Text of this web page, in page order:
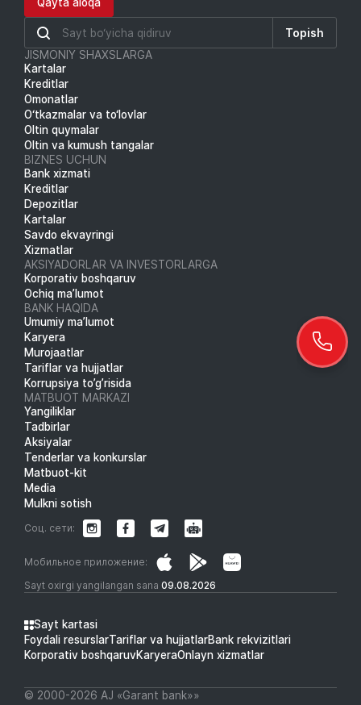
Topish
JISMONIY SHAXSLARGA
Kartalar
Kreditlar
Omonatlar
O‘tkazmalar va to‘lovlar
Oltin quymalar
Oltin va kumush tangalar
BIZNES UCHUN
Bank xizmati
Kreditlar
Depozitlar
Kartalar
Savdo ekvayringi
Xizmatlar
AKSIYADORLAR VA INVESTORLARGA
Korporativ boshqaruv
Ochiq ma’lumot
BANK HAQIDA
Umumiy ma’lumot
Karyera
Murojaatlar
Tariflar va hujjatlar
Korrupsiya to’g’risida
MATBUOT MARKAZI
Yangiliklar
Tadbirlar
Aksiyalar
Tenderlar va konkurslar
Matbuot-kit
Media
Mulkni sotish
Sayt oxirgi yangilangan sana 09.08.2026
Мобильное приложение:
Соц. сети:
Sayt kartasi
Foydali resurslarTariflar va hujjatlarBank rekvizitlari
Korporativ boshqaruvKaryeraOnlayn xizmatlar
© 2000-2026 АJ «Garant bank»»